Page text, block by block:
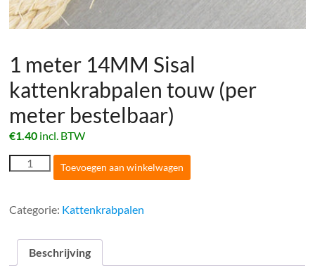
1 meter 14MM Sisal
kattenkrabpalen touw (per
meter bestelbaar)
€1.40 incl. BTW
meter
kattenkrabpalen
meter
Toevoegen aan winkelwagen
Categorie: Kattenkrabpalen
Beschrijving